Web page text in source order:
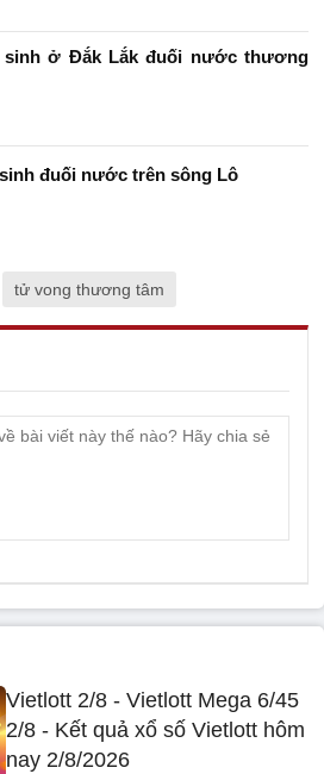
sinh ở Đắk Lắk đuối nước thương
đuối nước trên sông Lô
tử vong thương tâm
Vietlott 2/8 - Vietlott Mega 6/45
2/8 - Kết quả xổ số Vietlott hôm
nay 2/8/2026